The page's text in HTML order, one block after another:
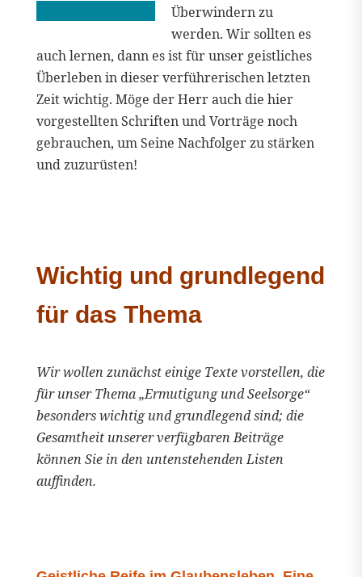
Überwindern zu
werden. Wir sollten es
auch lernen, dann es ist für unser geistliches
Überleben in dieser verführerischen letzten
Zeit wichtig. Möge der Herr auch die hier
vorgestellten Schriften und Vorträge noch
gebrauchen, um Seine Nachfolger zu stärken
und zuzurüsten!
Wichtig und grundlegend
für das Thema
Wir wollen zunächst einige Texte vorstellen, die
für unser Thema „Ermutigung und Seelsorge“
besonders wichtig und grundlegend sind; die
Gesamtheit unserer verfügbaren Beiträge
können Sie in den untenstehenden Listen
auffinden.